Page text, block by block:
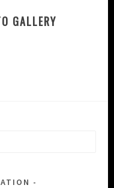
GALLERY